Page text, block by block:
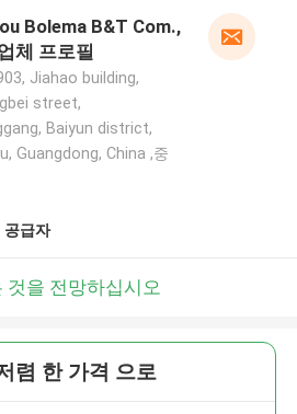
Bolema B&T Com.,
체 프로필
Jiahao building,
street,
Baiyun district,
Guangdong, China ,중
공급자
것을 전망하십시오
렴 한 가격 으로